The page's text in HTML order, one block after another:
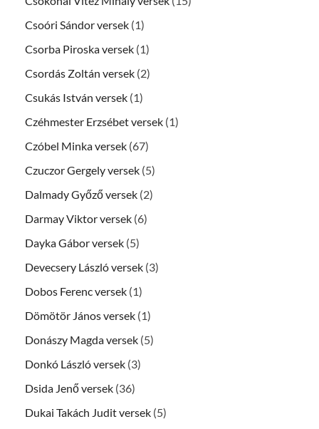
Csoóri Sándor versek (1)
Csorba Piroska versek (1)
Csordás Zoltán versek (2)
Csukás István versek (1)
Czéhmester Erzsébet versek (1)
Czóbel Minka versek (67)
Czuczor Gergely versek (5)
Dalmady Győző versek (2)
Darmay Viktor versek (6)
Dayka Gábor versek (5)
Devecsery László versek (3)
Dobos Ferenc versek (1)
Dömötör János versek (1)
Donászy Magda versek (5)
Donkó László versek (3)
Dsida Jenő versek (36)
Dukai Takách Judit versek (5)